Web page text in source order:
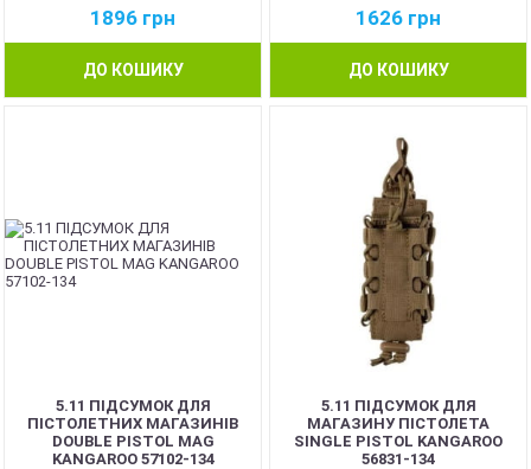
1896 грн
ДО КОШИКУ
1626 грн
ДО КОШИКУ
5.11 ПІДСУМОК ДЛЯ
ПІСТОЛЕТНИХ МАГАЗИНІВ
DOUBLE PISTOL MAG
KANGAROO 57102-134
5.11 ПІДСУМОК ДЛЯ
МАГАЗИНУ ПІСТОЛЕТА
SINGLE PISTOL KANGAROO
56831-134